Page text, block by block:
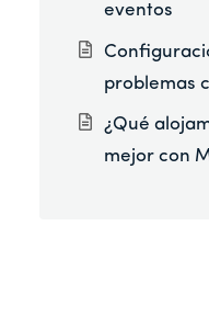
eventos
problemas
¿Qué
mejor con